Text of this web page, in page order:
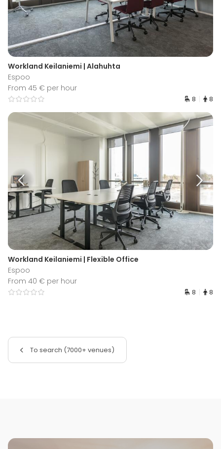
Workland Keilaniemi | Alahuhta
Espoo
From 45 € per hour
8 8
Workland Keilaniemi | Flexible Office
Espoo
From 40 € per hour
8 8
To search (7000+ venues)